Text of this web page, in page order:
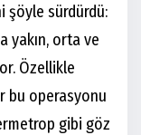
şöyle sürdürdü:
yakın, orta ve
Özellikle
bu operasyonu
gibi göz